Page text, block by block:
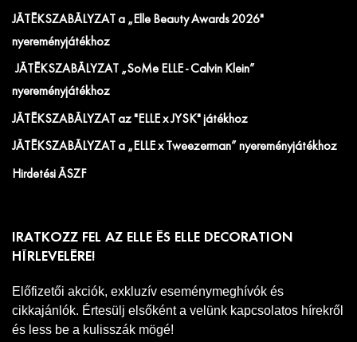
JÁTÉKSZABÁLYZAT a „Elle Beauty Awards 2026"
nyereményjátékhoz
JÁTÉKSZABÁLYZAT „SoMe ELLE - Calvin Klein”
nyereményjátékhoz
JÁTÉKSZABÁLYZAT az "ELLE x JYSK" játékhoz
JÁTÉKSZABÁLYZAT a „ELLE x Tweezerman” nyereményjátékhoz
Hirdetési ÁSZF
IRATKOZZ FEL AZ ELLE ÉS ELLE DECORATION
HÍRLEVELÉRE!
Előfizetői akciók, exkluzív eseménymeghívók és
cikkajánlók. Értesülj elsőként a velünk kapcsolatos hírekről
és less be a kulisszák mögé!